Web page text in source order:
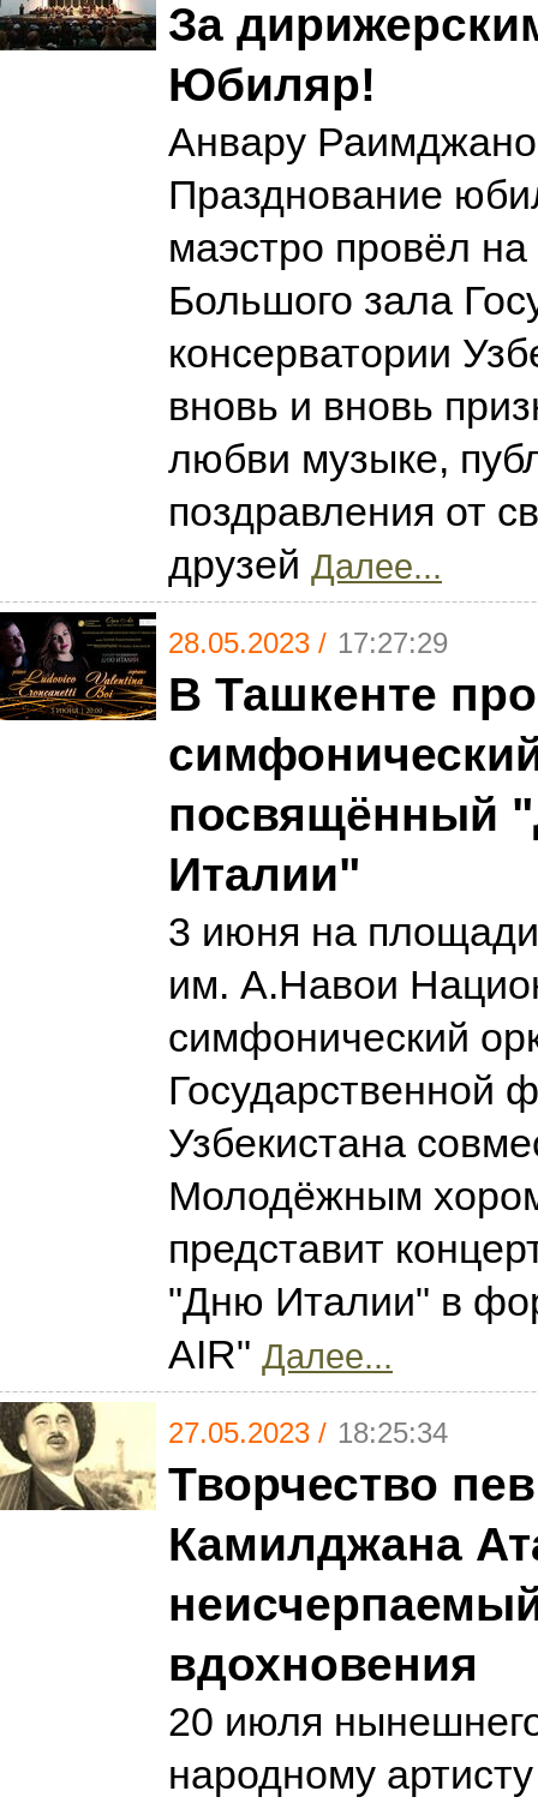
За
Юбиляр!
Анвару
Празднование
маэстро провёл
Большого зала
консерватории
вновь и вновь
любви музыке,
поздравления от
друзей Далее...
28.05.2023 / 17:27:29
В Ташкенте
посвящённый
Италии"
3 июня на
им. А.Навои
симфонический
Государственной
Узбекистана
Молодёжным
представит
"Дню Италии" в
AIR" Далее...
27.05.2023 / 18:25:34
Творчество
Камилджана
вдохновения
20 июля
народному